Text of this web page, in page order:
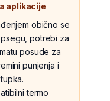
aplikacije
obično se
potrebi za
posude za
punjenja i
termo